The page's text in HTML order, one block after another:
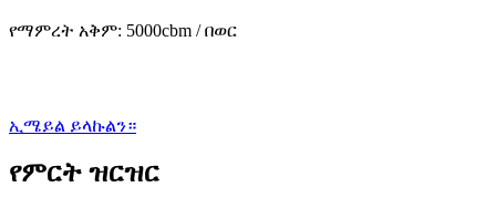
የማምረት አቅም: 5000cbm / በወር
ኢሜይል ይላኩልን።
የምርት ዝርዝር